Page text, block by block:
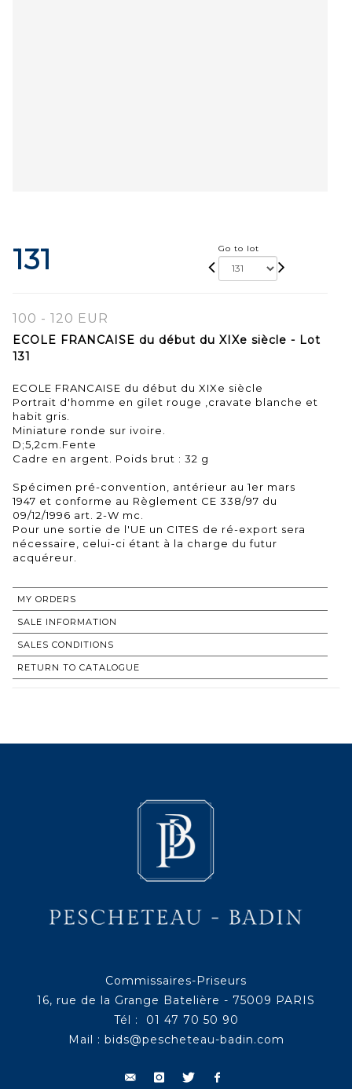
131 Go to lot
100 - 120 EUR
ECOLE FRANCAISE du début du XIXe siècle - Lot
131
ECOLE FRANCAISE du début du XIXe siècle
Portrait d'homme en gilet rouge ,cravate blanche et
habit gris.
Miniature ronde sur ivoire.
D;5,2cm.Fente
Cadre en argent. Poids brut : 32 g
Spécimen pré-convention, antérieur au 1er mars
1947 et conforme au Règlement CE 338/97 du
09/12/1996 art. 2-W mc.
Pour une sortie de l'UE un CITES de ré-export sera
nécessaire, celui-ci étant à la charge du futur
acquéreur.
MY ORDERS
SALE INFORMATION
SALES CONDITIONS
RETURN TO CATALOGUE
Commissaires-Priseurs
16, rue de la Grange Batelière - 75009 PARIS
Tél : 01 47 70 50 90
Mail : bids@pescheteau-badin.com